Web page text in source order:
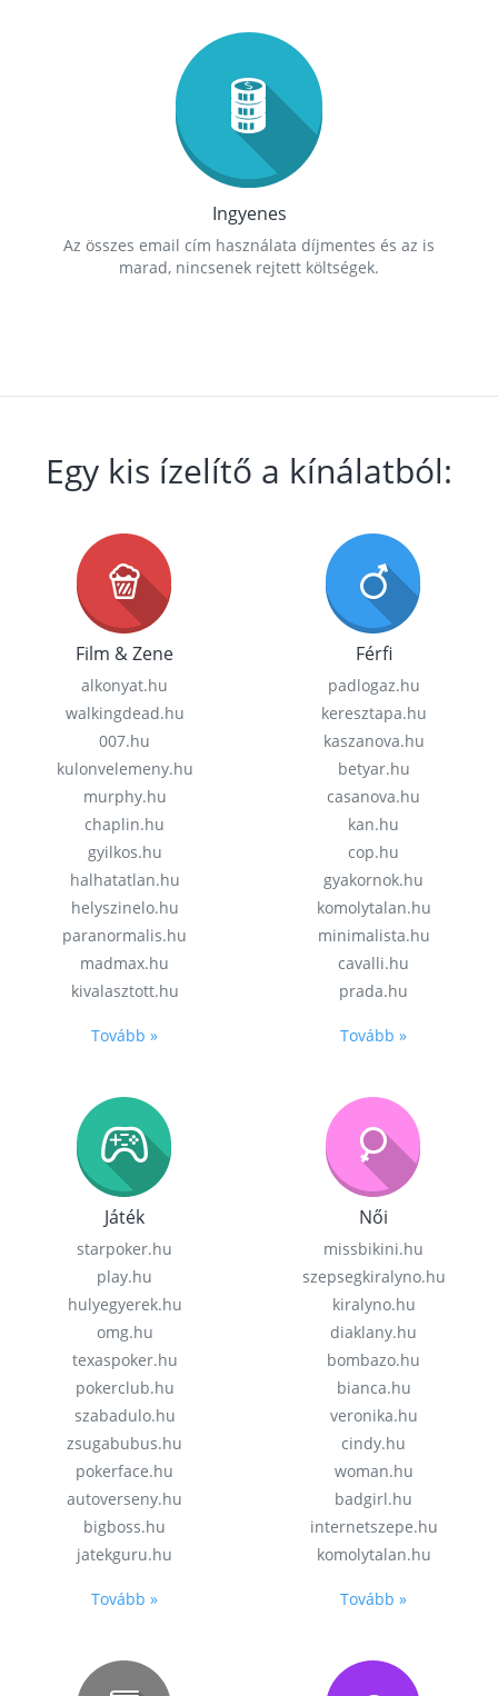
Ingyenes
Az összes email cím használata díjmentes és az is
marad, nincsenek rejtett költségek.
Egy kis ízelítő a kínálatból:
Film & Zene
alkonyat.hu
walkingdead.hu
007.hu
kulonvelemeny.hu
murphy.hu
chaplin.hu
gyilkos.hu
halhatatlan.hu
helyszinelo.hu
paranormalis.hu
madmax.hu
kivalasztott.hu
Tovább »
Férfi
padlogaz.hu
keresztapa.hu
kaszanova.hu
betyar.hu
casanova.hu
kan.hu
cop.hu
gyakornok.hu
komolytalan.hu
minimalista.hu
cavalli.hu
prada.hu
Tovább »
Játék
starpoker.hu
play.hu
hulyegyerek.hu
omg.hu
texaspoker.hu
pokerclub.hu
szabadulo.hu
zsugabubus.hu
pokerface.hu
autoverseny.hu
bigboss.hu
jatekguru.hu
Tovább »
Női
missbikini.hu
szepsegkiralyno.hu
kiralyno.hu
diaklany.hu
bombazo.hu
bianca.hu
veronika.hu
cindy.hu
woman.hu
badgirl.hu
internetszepe.hu
komolytalan.hu
Tovább »